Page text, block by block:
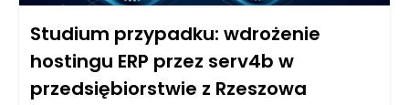
Studium przypadku: wdrożenie
hostingu ERP przez serv4b w
przedsiębiorstwie z Rzeszowa